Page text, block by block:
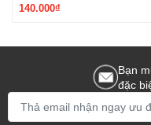
140.000₫
Bạn
đặc